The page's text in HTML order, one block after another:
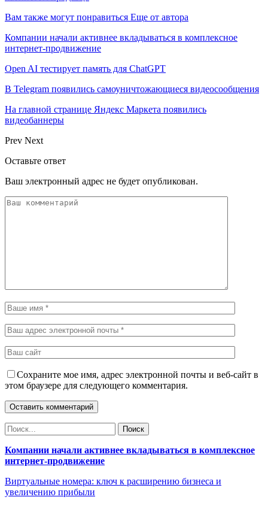
Вам также могут понравиться Еще от автора
Компании начали активнее вкладываться в комплексное
интернет-продвижение
Open AI тестирует память для ChatGPT
В Telegram появились самоуничтожающиеся видеосообщения
На главной странице Яндекс Маркета появились
видеобаннеры
Prev Next
Оставьте ответ
Ваш электронный адрес не будет опубликован.
Сохраните мое имя, адрес электронной почты и веб-сайт в
этом браузере для следующего комментария.
Компании начали активнее вкладываться в комплексное
интернет-продвижение
Виртуальные номера: ключ к расширению бизнеса и
увеличению прибыли